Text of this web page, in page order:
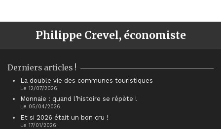
Philippe Crevel, économiste
Derniers articles !
La double vie des communes touristiques
Le 12/07/2026
Monnaie : quand l’histoire se répète !
Le 05/04/2026
Et si 2026 était un bon cru !
Le 17/01/2026